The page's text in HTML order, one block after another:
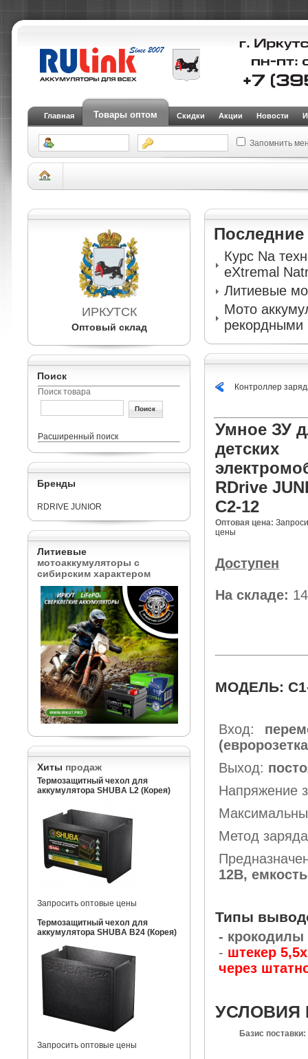
Главная Товары оптом Скидки Акции Новости
Запомнить
Зарядные, пусковые устройства и тестеры
ИРКУТСК
Оптовый склад
Поиск
Поиск товара
Расширенный поиск
Бренды
RDRIVE JUNIOR
Литиевые
мотоаккумуляторы с
сибирским характером
Хиты продаж
Термозащитный чехол для
аккумулятора SHUBA L2 (Корея)
Запросить оптовые цены
Термозащитный чехол для
аккумулятора SHUBA B24 (Корея)
Запросить оптовые цены
Последние
Курс Na
eXtremal
Литиевые
Мото
рекордными
Контроллер
Умное ЗУ
детских
RDrive
C2-12
Оптовая цена:
цены
Доступен
На складе: 14
МОДЕЛЬ:
Вход:
Выход:
Напряжение
Метод
12В,
Типы
- крокодилы
- штекер
через
УСЛОВИЯ
Базис поставки: